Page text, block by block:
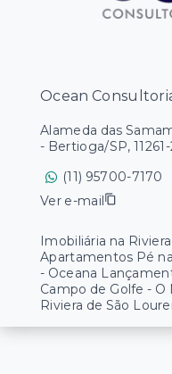
Ocean
Alameda das
- Bertioga/SP, 11261-
(11) 95700-7170
Ver e-mail
Imobiliária na
Apartamentos Pé
- Oceana
Campo de Golfe -
Riviera de São